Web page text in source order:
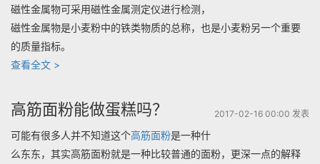
什
么
面
磁性金属物可采用磁性金属测定仪进行检测，
磁性金属物是小麦粉中的铁类物质的总称，也是小麦粉另一个重要
的质量指标。
查看全文 >
中
磁
性
物
高筋面粉能做蛋糕吗？ 2017-02-16 00:00 发表
可能有很多人并不知道这个高筋面粉是一种什
么东东，其实高筋面粉就是一种比较普通的面粉，更深一点的解释